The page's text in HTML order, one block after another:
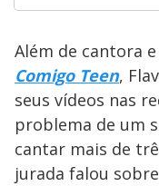
Além de cantora
Comigo Teen,
seus vídeos nas
problema de um
cantar mais de
jurada falou